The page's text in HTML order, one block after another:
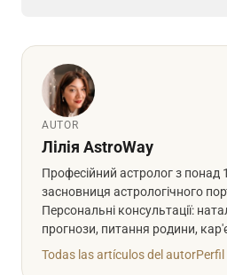
AUTOR
Лілія AstroWay
Професійний астролог з понад
засновниця астрологічного
Персональні консультації:
прогнози, питання родини,
Todas las artículos del autorPerfil